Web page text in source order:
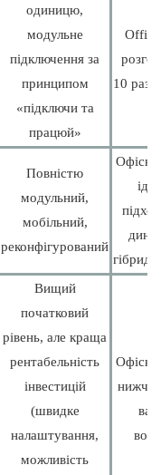
одиницю,
модульне
підключення за
принципом
«підключи та
працюй»
10
Повністю
модульний,
мобільний,
реконфігурований
Офісні
Вищий
початковий
рівень, але краща
рентабельність
інвестицій
(швидке
налаштування,
можливість
Офісні
нижча